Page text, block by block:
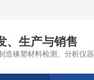
、生产与销售
造橡塑材料检测、分析仪器